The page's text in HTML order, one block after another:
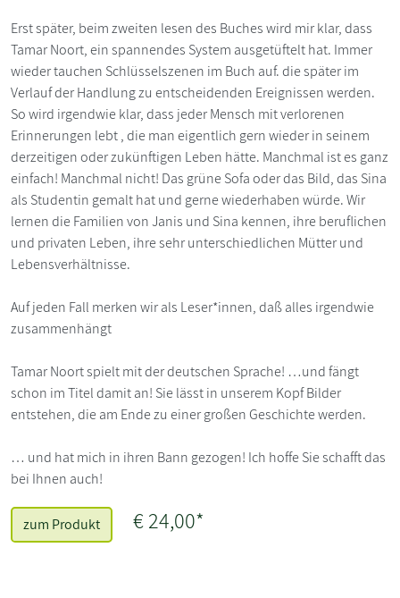
Erst später, beim zweiten lesen des Buches wird mir klar, dass
Tamar Noort, ein spannendes System ausgetüftelt hat. Immer
wieder tauchen Schlüsselszenen im Buch auf. die später im
Verlauf der Handlung zu entscheidenden Ereignissen werden.
So wird irgendwie klar, dass jeder Mensch mit verlorenen
Erinnerungen lebt , die man eigentlich gern wieder in seinem
derzeitigen oder zukünftigen Leben hätte. Manchmal ist es ganz
einfach! Manchmal nicht! Das grüne Sofa oder das Bild, das Sina
als Studentin gemalt hat und gerne wiederhaben würde. Wir
lernen die Familien von Janis und Sina kennen, ihre beruflichen
und privaten Leben, ihre sehr unterschiedlichen Mütter und
Lebensverhältnisse.
Auf jeden Fall merken wir als Leser*innen, daß alles irgendwie
zusammenhängt
Tamar Noort spielt mit der deutschen Sprache! …und fängt
schon im Titel damit an! Sie lässt in unserem Kopf Bilder
entstehen, die am Ende zu einer großen Geschichte werden.
… und hat mich in ihren Bann gezogen! Ich hoffe Sie schafft das
bei Ihnen auch!
zum Produkt € 24,00*